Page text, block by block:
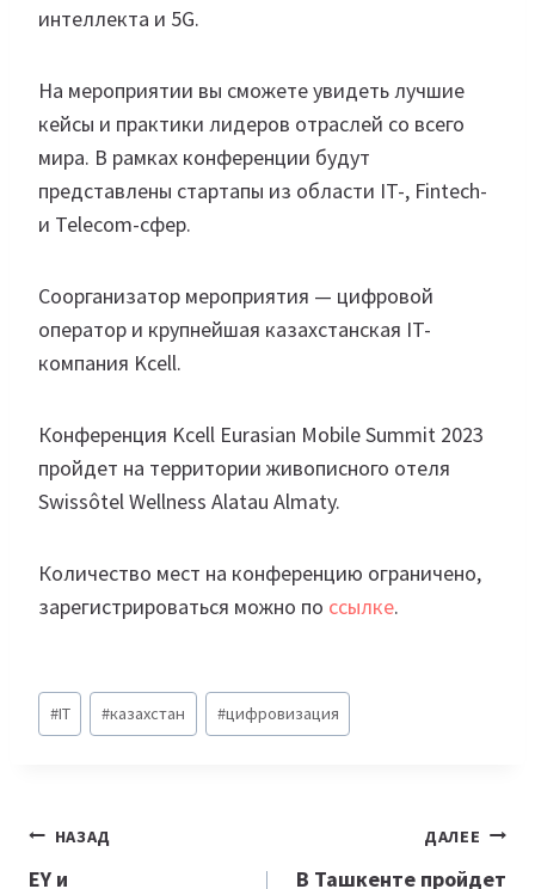
интеллекта и 5G.
На мероприятии вы сможете увидеть лучшие
кейсы и практики лидеров отраслей со всего
мира. В рамках конференции будут
представлены стартапы из области IT-, Fintech-
и Telecom-сфер.
Соорганизатор мероприятия — цифровой
оператор и крупнейшая казахстанская IT-
компания Kcell.
Конференция Kcell Eurasian Mobile Summit 2023
пройдет на территории живописного отеля
Swissôtel Wellness Alatau Almaty.
Количество мест на конференцию ограничено,
зарегистрироваться можно по ссылке.
Метки
записи:
#IT #казахстан #цифровизация
Навигация
НАЗАД
EY и
ДАЛЕЕ
В Ташкенте пройдет